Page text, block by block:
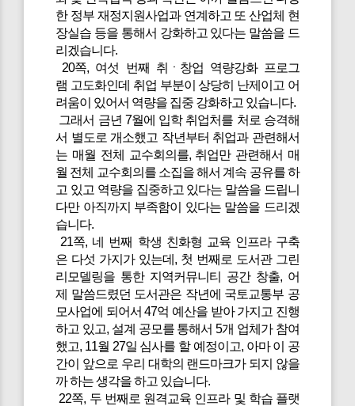
한 정부 재정지원사업과 연계하고 또 산업체 현
장실습 등을 통해서 강화하고 있다는 말씀을 드
리겠습니다.
20쪽, 여섯 번째 취ㆍ창업 역량강화 프로그
램 고도화인데 취업 부분이 상당히 난제이고 어
려움이 있어서 역량을 집중 강화하고 있습니다.
그래서 금년 7월에 입학 취업처를 처로 승격해
서 별도로 개소했고 작년부터 취업과 관련해서
는 매월 전체 교수회의를, 취업만 관련해서 매
월 전체 교수회의를 소집을 해서 계속 공유를 하
고 있고 역량을 집중하고 있다는 말씀을 드립니
다만 아직까지 부족함이 있다는 말씀을 드리겠
습니다.
21쪽, 네 번째 학생 친화형 교육 인프라 구축
은 다섯 가지가 있는데, 첫 번째로 도서관 그린
리모델링을 통한 지역커뮤니티 공간 창출, 어
제 말씀드렸던 도서관은 작년에 국토교통부 공
모사업에 되어서 47억 예산을 받아 가지고 진행
하고 있고, 설계 공모를 통해서 5개 업체가 참여
했고, 11월 27일 심사를 할 예정이고, 아마 이 공
간이 앞으로 우리 대학의 랜드마크가 되지 않을
까 하는 생각을 하고 있습니다.
22쪽, 두 번째로 원격교육 인프라 및 학습 플랫